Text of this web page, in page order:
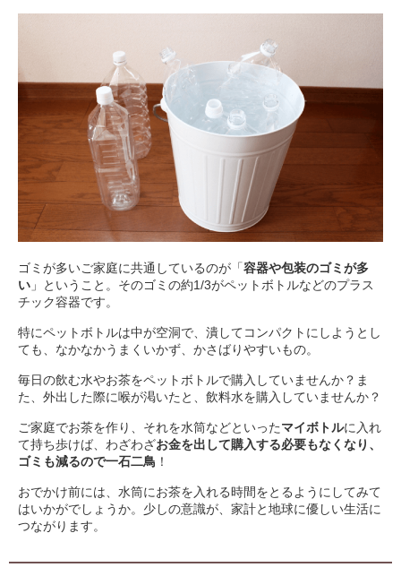
ゴミが多いご家庭に共通しているのが「容器や包装のゴミが多
い 」ということ。そのゴミの約1/3がペットボトルなどのプラス
チック容器です。
特にペットボトルは中が空洞で、潰してコンパクトにしようとし
ても、なかなかうまくいかず、かさばりやすいもの。
毎日の飲む水やお茶をペットボトルで購入していませんか？ま
た、外出した際に喉が渇いたと、飲料水を購入していませんか？
ご家庭でお茶を作り、それを水筒などといったマイボトルに入れ
て持ち歩けば、わざわざお金を出して購入する必要もなくなり、
ゴミも減るので一石二鳥 ！
おでかけ前には、水筒にお茶を入れる時間をとるようにしてみて
はいかがでしょうか。少しの意識が、家計と地球に優しい生活に
つながります。